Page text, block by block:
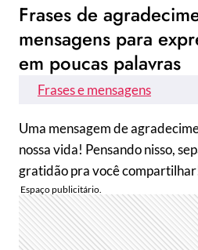
Frases de
mensagens para
em poucas palavras
Frases e mensagens
Uma mensagem de
nossa vida! Pensando nisso,
gratidão pra você